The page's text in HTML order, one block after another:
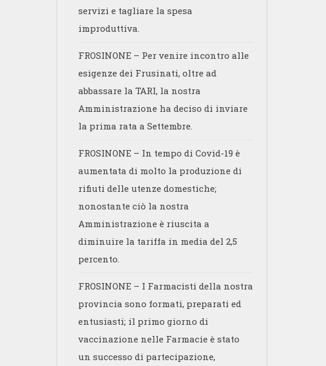
servizi e tagliare la spesa
improduttiva.
FROSINONE – Per venire incontro alle
esigenze dei Frusinati, oltre ad
abbassare la TARI, la nostra
Amministrazione ha deciso di inviare
la prima rata a Settembre.
FROSINONE – In tempo di Covid-19 è
aumentata di molto la produzione di
rifiuti delle utenze domestiche;
nonostante ciò la nostra
Amministrazione è riuscita a
diminuire la tariffa in media del 2,5
percento.
FROSINONE – I Farmacisti della nostra
provincia sono formati, preparati ed
entusiasti; il primo giorno di
vaccinazione nelle Farmacie è stato
un successo di partecipazione,